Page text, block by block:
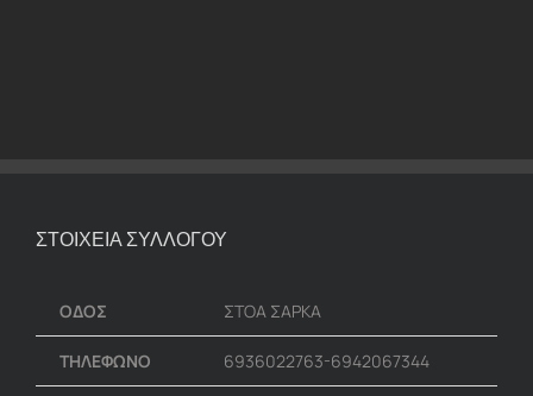
ΣΤΟΙΧΕΙΑ ΣΥΛΛΟΓΟΥ
ΟΔΟΣ ΣΤΟΑ ΣΑΡΚΑ
ΤΗΛΕΦΩΝΟ 6936022763-6942067344